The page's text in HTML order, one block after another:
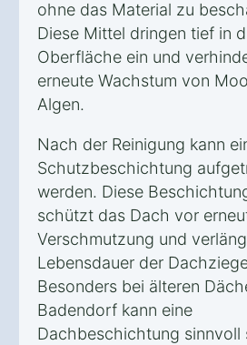
ohne das Material zu
Diese Mittel dringen tief in
Oberfläche ein und
erneute Wachstum von
Algen.
Nach der Reinigung kann
Schutzbeschichtung
werden. Diese
schützt das Dach vor
Verschmutzung und
Lebensdauer der
Besonders bei älteren
Badendorf kann eine
Dachbeschichtung sinnvoll